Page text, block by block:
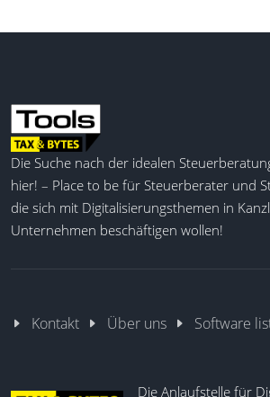
Die Suche nach der idealen
hier! – Place to be für Steuerberater und
die sich mit Digitalisierungsthemen in
Unternehmen beschäftigen wollen!
Kontakt Über uns Software
Die Anlaufstelle für